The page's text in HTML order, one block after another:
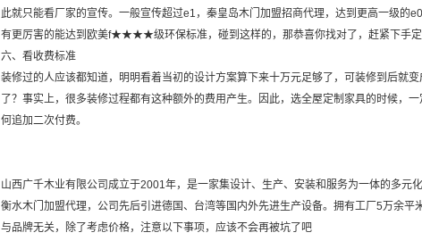
此就只能看厂家的宣传。一般宣传超过e1，秦皇岛木门加盟招商代理，达到更高一级的
有更厉害的能达到欧美f★★★★级环保标准，碰到这样的，那恭喜你找对了，赶紧下手定
六、看收费标准
装修过的人应该都知道，明明看着当初的设计方案算下来十万元足够了，可装修到后就
了？事实上，很多装修过程都有这种额外的费用产生。因此，选全屋定制家具的时候，
何追加二次付费。
山西广千木业有限公司成立于2001年，是一家集设计、生产、安装和服务为一体的多元
衡水木门加盟代理，公司先后引进德国、台湾等国内外先进生产设备。拥有工厂5万余平
与品牌无关，除了考虑价格，注意以下事项，应该不会再被坑了吧